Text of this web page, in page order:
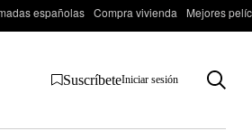
españolas Compra vivienda Mejores
SuscríbeteIniciar sesión